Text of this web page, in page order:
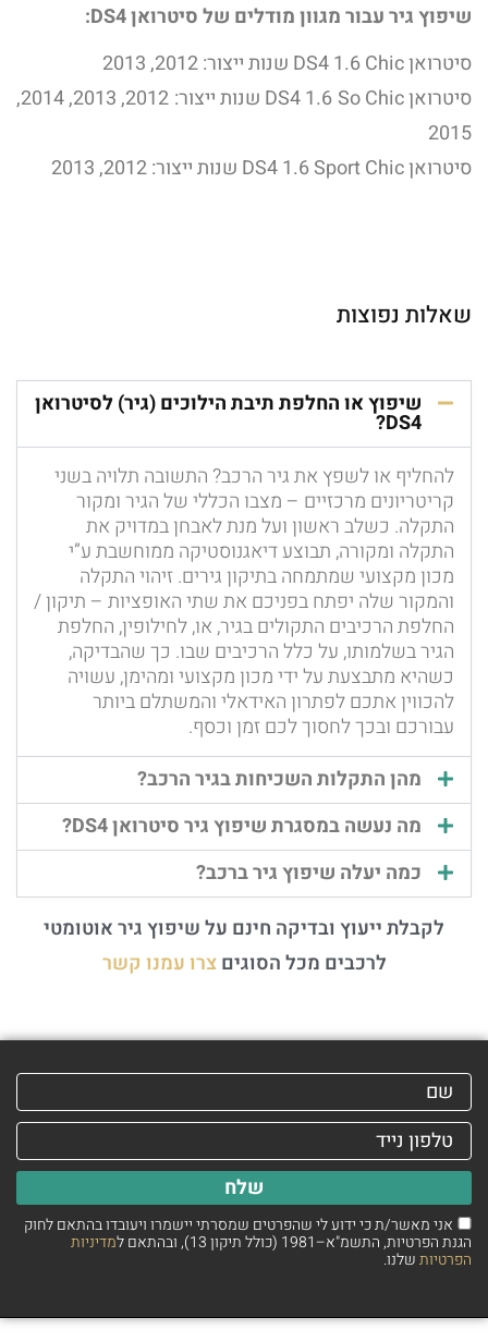
שיפוץ גיר עבור מגוון מודלים של סיטרואן DS4:
סיטרואן DS4 1.6 Chic שנות ייצור: 2012, 2013
סיטרואן DS4 1.6 So Chic שנות ייצור: 2012, 2013, 2014,
2015
סיטרואן DS4 1.6 Sport Chic שנות ייצור: 2012, 2013
שאלות נפוצות
שיפוץ או החלפת תיבת הילוכים (גיר) לסיטרואן
DS4?
להחליף או לשפץ את גיר הרכב? התשובה תלויה בשני
קריטריונים מרכזיים – מצבו הכללי של הגיר ומקור
התקלה. כשלב ראשון ועל מנת לאבחן במדויק את
התקלה ומקורה, תבוצע דיאגנוסטיקה ממוחשבת ע”י
מכון מקצועי שמתמחה בתיקון גירים. זיהוי התקלה
והמקור שלה יפתח בפניכם את שתי האופציות – תיקון /
החלפת הרכיבים התקולים בגיר, או, לחילופין, החלפת
הגיר בשלמותו, על כלל הרכיבים שבו. כך שהבדיקה,
כשהיא מתבצעת על ידי מכון מקצועי ומהימן, עשויה
להכווין אתכם לפתרון האידאלי והמשתלם ביותר
עבורכם ובכך לחסוך לכם זמן וכסף.
מהן התקלות השכיחות בגיר הרכב?
מה נעשה במסגרת שיפוץ גיר סיטרואן DS4?
כמה יעלה שיפוץ גיר ברכב?
לקבלת ייעוץ ובדיקה חינם על שיפוץ גיר אוטומטי
לרכבים מכל הסוגים צרו עמנו קשר
אני מאשר/ת כי ידוע לי שהפרטים שמסרתי יישמרו ויעובדו בהתאם לחוק
הגנת הפרטיות, התשמ"א–1981 (כולל תיקון 13), ובהתאם ל מדיניות
הפרטיותשלנו.
שלח